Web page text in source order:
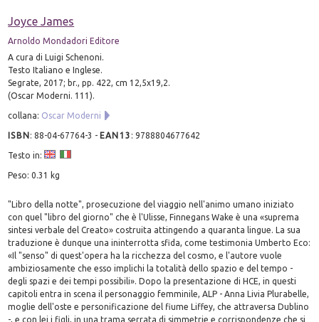
Joyce James
Arnoldo Mondadori Editore
A cura di Luigi Schenoni.
Testo Italiano e Inglese.
Segrate, 2017; br., pp. 422, cm 12,5x19,2.
(Oscar Moderni. 111).
collana: Oscar Moderni
ISBN:88-04-67764-3 - EAN13 :9788804677642
Testo in:
Peso: 0.31 kg
"Libro della notte", prosecuzione del viaggio nell'animo umano iniziato
con quel "libro del giorno" che è l'Ulisse, Finnegans Wake è una «suprema
sintesi verbale del Creato» costruita attingendo a quaranta lingue. La sua
traduzione è dunque una ininterrotta sfida, come testimonia Umberto Eco:
«Il "senso" di quest'opera ha la ricchezza del cosmo, e l'autore vuole
ambiziosamente che esso implichi la totalità dello spazio e del tempo -
degli spazi e dei tempi possibili». Dopo la presentazione di HCE, in questi
capitoli entra in scena il personaggio femminile, ALP - Anna Livia Plurabelle,
moglie dell'oste e personificazione del fiume Liffey, che attraversa Dublino
-, e con lei i figli, in una trama serrata di simmetrie e corrispondenze che si